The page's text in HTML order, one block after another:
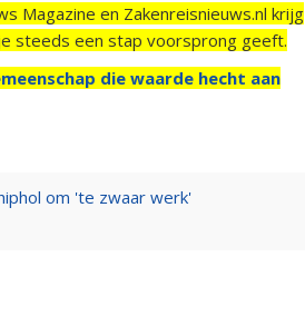
Magazine en Zakenreisnieuws.nl krijg
steeds een stap voorsprong geeft.
die waarde hecht aan
om 'te zwaar werk'